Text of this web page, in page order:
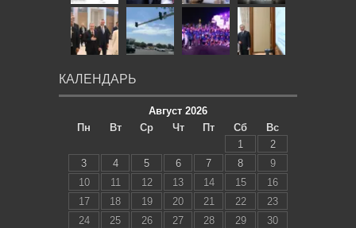
КАЛЕНДАРЬ
Август 2026
Пн
Вт Ср Чт Пт Сб
Вс
1
2
3
4 5 6 7 8
9
10
11 12 13 14 15
16
17
18 19 20 21 22
23
24
25 26 27 28 29
30